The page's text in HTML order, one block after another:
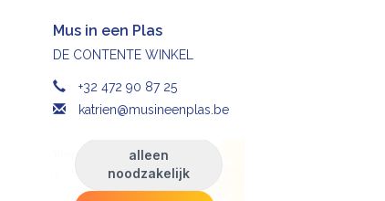
Mus in een Plas
DE CONTENTE WINKEL
+32 472 90 87 25
katrien@musineenplas.be